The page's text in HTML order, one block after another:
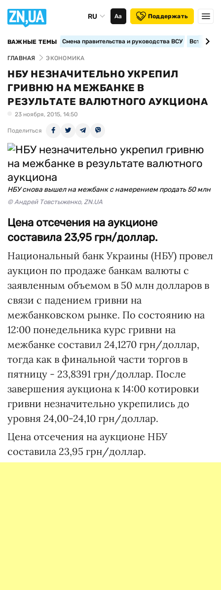
RU Аа Поддержать
ВАЖНЫЕ ТЕМЫ Смена правительства и руководства ВСУ
ГЛАВНАЯ ЭКОНОМИКА
НБУ НЕЗНАЧИТЕЛЬНО УКРЕПИЛ
ГРИВНЮ НА МЕЖБАНКЕ В
РЕЗУЛЬТАТЕ ВАЛЮТНОГО АУКЦИОНА
23 ноября, 2015, 14:50
Поделиться
НБУ снова вышел на межбанк с намерением продать 50 млн
© Андрей Товстыженко, ZN.UA
Цена отсечения на аукционе
составила 23,95 грн/доллар.
Национальный банк Украины (НБУ) провел
аукцион по продаже банкам валюты с
заявленным объемом в 50 млн долларов в
связи с падением гривни на
межбанковском рынке. По состоянию на
12:00 понедельника курс гривни на
межбанке составил 24,1270 грн/доллар,
тогда как в финальной части торгов в
пятницу - 23,8391 грн/доллар. После
завершения аукциона к 14:00 котировки
гривни незначительно укрепились до
уровня 24,00-24,10 грн/доллар.
Цена отсечения на аукционе НБУ
составила 23,95 грн/доллар.